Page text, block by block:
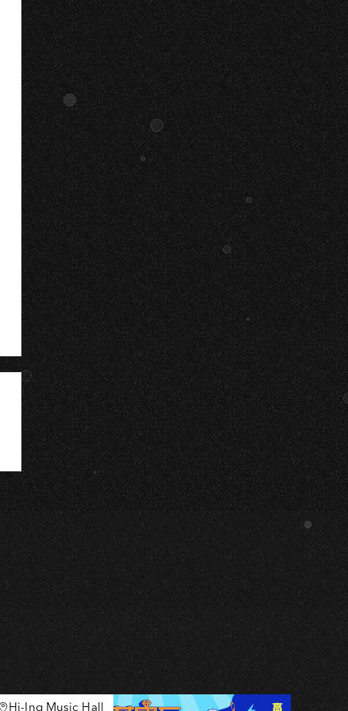
Hi-Ing Music Hall